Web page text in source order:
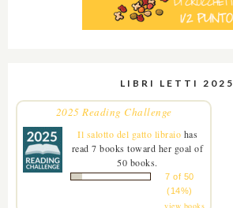
LIBRI LETTI 2025
2025 Reading Challenge
Il salotto del gatto libraio has
read 7 books toward her goal of
50 books.
7 of 50
(14%)